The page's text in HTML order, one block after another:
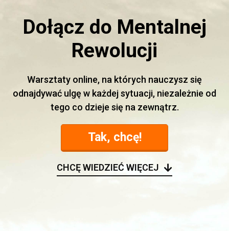
Dołącz do Mentalnej
Rewolucji
Warsztaty online, na których nauczysz się
odnajdywać ulgę w każdej sytuacji, niezależnie od
tego co dzieje się na zewnątrz.
Tak, chcę!
CHCĘ WIEDZIEĆ WIĘCEJ